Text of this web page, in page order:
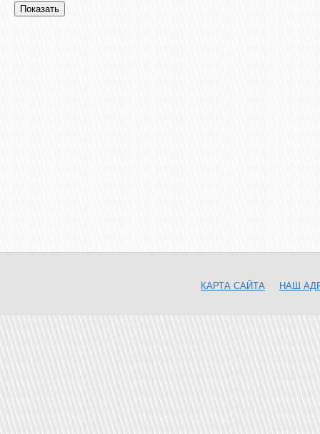
КАРТА САЙТА НАШ